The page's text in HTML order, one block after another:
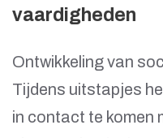
vaardigheden
Ontwikkeling van
Tijdens uitstapjes
in contact te komen